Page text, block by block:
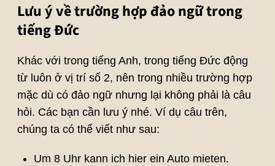
Lưu ý về trường hợp đảo ngữ trong
tiếng Đức
Khác với trong tiếng Anh, trong tiếng Đức động
từ luôn ở vị trí số 2, nên trong nhiều trường hợp
mặc dù có đảo ngữ nhưng lại không phải là câu
hỏi. Các bạn cần lưu ý nhé. Ví dụ câu trên,
chúng ta có thể viết như sau:
Um 8 Uhr kann ich hier ein Auto mieten.